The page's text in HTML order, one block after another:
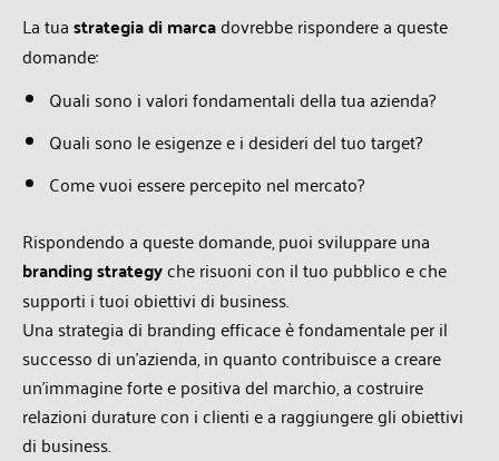
La tuastrategia di marcadovrebbe rispondere a queste
domande:
Quali sono i valori fondamentali della tua azienda?
Quali sono le esigenze e i desideri del tuo target?
Come vuoi essere percepito nel mercato?
Rispondendo a queste domande, puoi sviluppare una
branding strategyche risuoni con il tuo pubblico e che
supporti i tuoi obiettivi di business.
Una strategia di branding efficace è fondamentale per il
successo di un’azienda, in quanto contribuisce a creare
un’immagine forte e positiva del marchio, a costruire
relazioni durature con i clienti e a raggiungere gli obiettivi
di business.